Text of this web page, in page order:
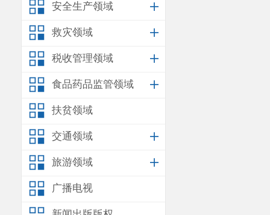
安全生产领域
救灾领域
税收管理领域
食品药品监管领域
扶贫领域
交通领域
旅游领域
广播电视